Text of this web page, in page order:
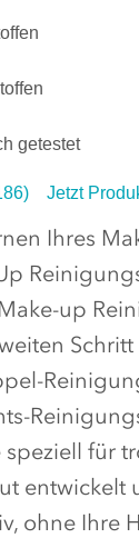
getestet
Jetzt
Ihres
up
Schritt
speziell für
entwickelt
ohne Ihre